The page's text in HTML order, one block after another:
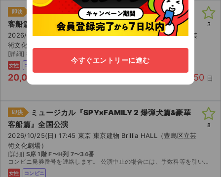
即決
ミュージカル『SPY×FAMILY 2 爆弾犬篇&豪華
客船篇』全国公演
2026/09/26(土) 17:45 東京 東京建物 Brillia HALL（豊島区立芸
術文化劇場）
[詳細] S席K列 センターブロック
女性 コンビニ
20,000 50 日
3
即決
ミュージカル『SPY×FAMILY 2 爆弾犬篇&豪華
客船篇』全国公演
2026/10/25(日) 17:45 東京 東京建物 Brillia HALL（豊島区立芸
術文化劇場）
[詳細] S席 1階 F〜H列 7〜34番
コンビニ発券番号を連絡します。 公演中止の場合には、手数料等を引いた金額を返金いたします。
女性 コンビニ
8
今すぐエントリーに進む